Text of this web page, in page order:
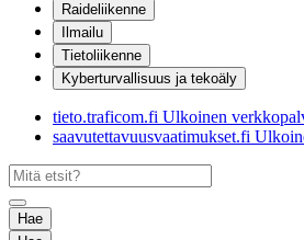
Raideliikenne
Ilmailu
Tietoliikenne
Kyberturvallisuus ja tekoäly
tieto.traficom.fi Ulkoinen
saavutettavuusvaatimukset.fi
Hae